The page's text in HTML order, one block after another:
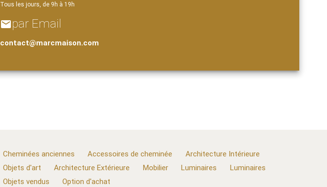
Tous les jours, de 9h à 19h
emailpar Email
contact@marcmaison.com
Cheminées anciennes Accessoires de cheminée
Architecture Intérieure
Objets d'art
Architecture Extérieure Mobilier Luminaires
Luminaires
Objets vendus
Option d'achat